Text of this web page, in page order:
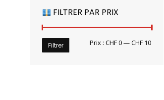
FILTRER PAR PRIX
Prix
Prix
Filtrer Prix : CHF 0—CHF 10